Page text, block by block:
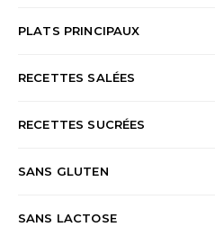
PLATS PRINCIPAUX
RECETTES SALÉES
RECETTES SUCRÉES
SANS GLUTEN
SANS LACTOSE